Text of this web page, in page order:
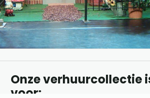
Onze verhuurcollectie
voor: